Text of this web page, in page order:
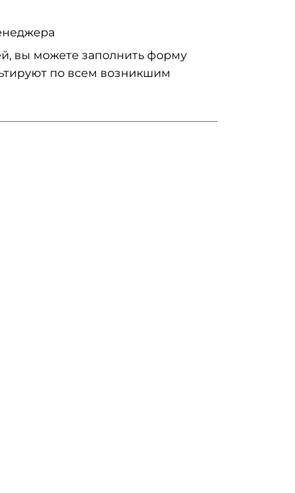
вы можете заполнить форму
по всем возникшим